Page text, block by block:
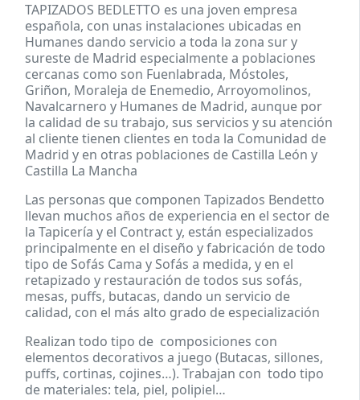
TAPIZADOS BEDLETTO es una joven empresa
española, con unas instalaciones ubicadas en
Humanes dando servicio a toda la zona sur y
sureste de Madrid especialmente a poblaciones
cercanas como son Fuenlabrada, Móstoles,
Griñon, Moraleja de Enemedio, Arroyomolinos,
Navalcarnero y Humanes de Madrid, aunque por
la calidad de su trabajo, sus servicios y su atención
al cliente tienen clientes en toda la Comunidad de
Madrid y en otras poblaciones de Castilla León y
Castilla La Mancha
Las personas que componen Tapizados Bendetto
llevan muchos años de experiencia en el sector de
la Tapicería y el Contract y, están especializados
principalmente en el diseño y fabricación de todo
tipo de Sofás Cama y Sofás a medida, y en el
retapizado y restauración de todos sus sofás,
mesas, puffs, butacas, dando un servicio de
calidad, con el más alto grado de especialización
Realizan todo tipo de composiciones con
elementos decorativos a juego (Butacas, sillones,
puffs, cortinas, cojines…). Trabajan con todo tipo
de materiales: tela, piel, polipiel…